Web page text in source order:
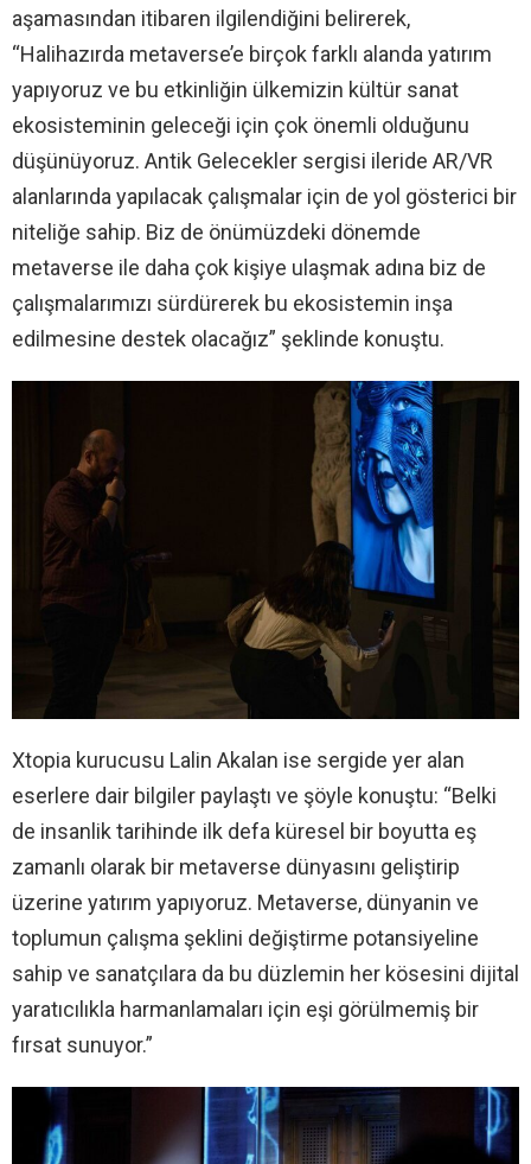
aşamasından itibaren ilgilendiğini belirerek,
“Halihazırda metaverse’e birçok farklı alanda yatırım
yapıyoruz ve bu etkinliğin ülkemizin kültür sanat
ekosisteminin geleceği için çok önemli olduğunu
düşünüyoruz. Antik Gelecekler sergisi ileride AR/VR
alanlarında yapılacak çalışmalar için de yol gösterici bir
niteliğe sahip. Biz de önümüzdeki dönemde
metaverse ile daha çok kişiye ulaşmak adına biz de
çalışmalarımızı sürdürerek bu ekosistemin inşa
edilmesine destek olacağız” şeklinde konuştu.
Xtopia kurucusu Lalin Akalan ise sergide yer alan
eserlere dair bilgiler paylaştı ve şöyle konuştu: “Belki
de insanlik tarihinde ilk defa küresel bir boyutta eş
zamanlı olarak bir metaverse dünyasını geliştirip
üzerine yatırım yapıyoruz. Metaverse, dünyanin ve
toplumun çalışma şeklini değiştirme potansiyeline
sahip ve sanatçılara da bu düzlemin her kösesini dijital
yaratıcılıkla harmanlamaları için eşi görülmemiş bir
fırsat sunuyor.”